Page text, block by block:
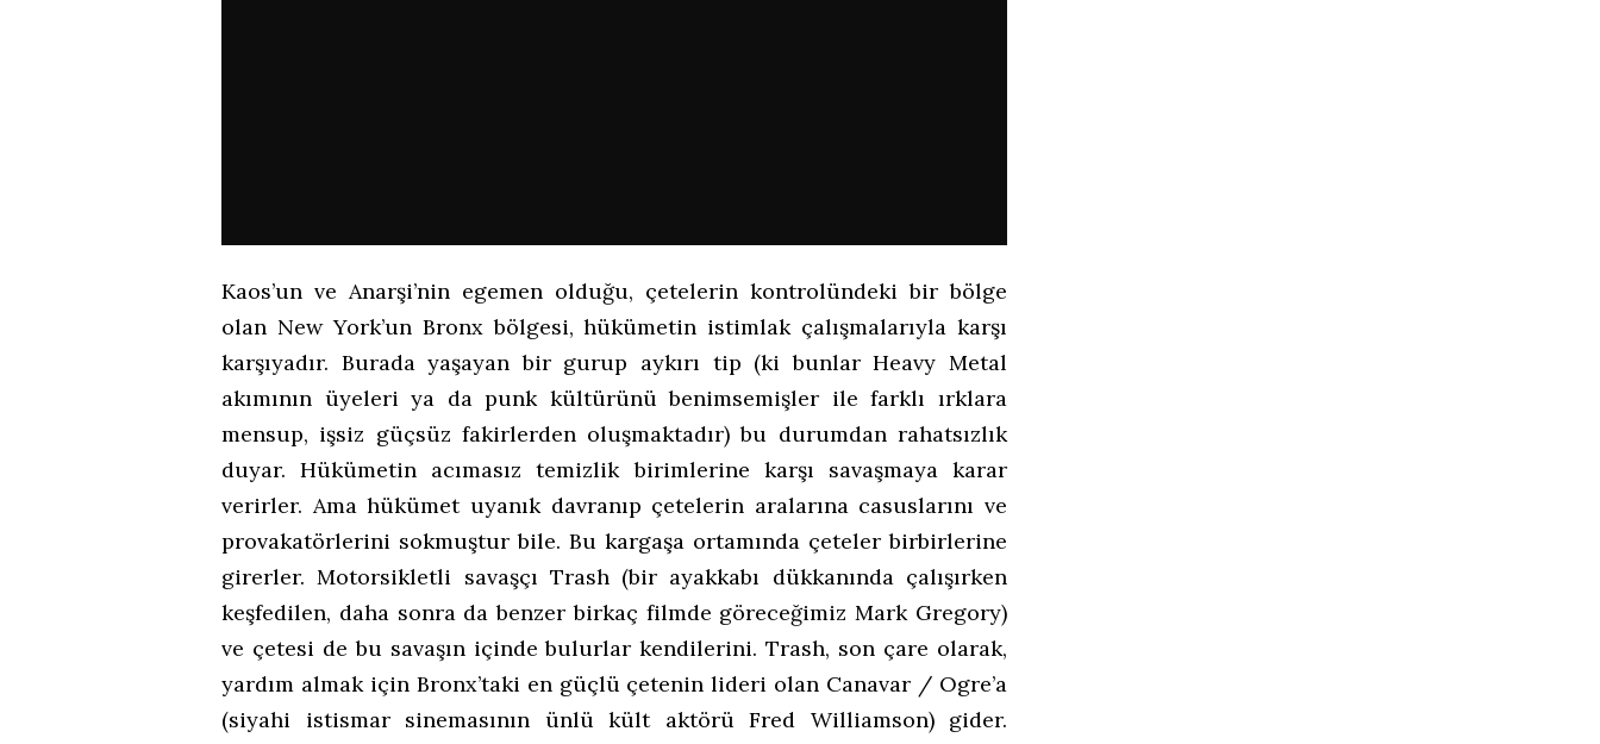
Kaos’un ve Anarşi’nin egemen olduğu, çetelerin kontrolündeki bir bölge
olan New York’un Bronx bölgesi, hükümetin istimlak çalışmalarıyla karşı
karşıyadır. Burada yaşayan bir gurup aykırı tip (ki bunlar Heavy Metal
akımının üyeleri ya da punk kültürünü benimsemişler ile farklı ırklara
mensup, işsiz güçsüz fakirlerden oluşmaktadır) bu durumdan rahatsızlık
duyar. Hükümetin acımasız temizlik birimlerine karşı savaşmaya karar
verirler. Ama hükümet uyanık davranıp çetelerin aralarına casuslarını ve
provakatörlerini sokmuştur bile. Bu kargaşa ortamında çeteler birbirlerine
girerler. Motorsikletli savaşçı Trash (bir ayakkabı dükkanında çalışırken
keşfedilen, daha sonra da benzer birkaç filmde göreceğimiz Mark Gregory)
ve çetesi de bu savaşın içinde bulurlar kendilerini. Trash, son çare olarak,
yardım almak için Bronx’taki en güçlü çetenin lideri olan Canavar / Ogre’a
(siyahi istismar sinemasının ünlü kült aktörü Fred Williamson) gider.